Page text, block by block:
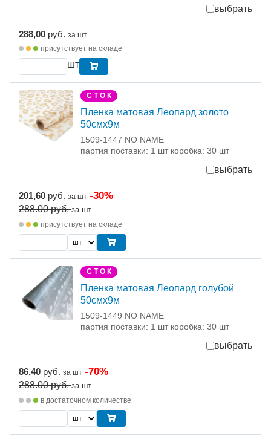
выбрать
288,00 руб. за шт
присутствует на складе
шт
С Т О К
Пленка матовая Леопард золото
50смх9м
1509-1447 NO NAME
партия поставки: 1 шт коробка: 30 шт
выбрать
201,60 руб. за шт -30%
288.00руб. за шт
присутствует на складе
С Т О К
Пленка матовая Леопард голубой
50смх9м
1509-1449 NO NAME
партия поставки: 1 шт коробка: 30 шт
выбрать
86,40 руб. за шт -70%
288.00руб. за шт
в достаточном количестве